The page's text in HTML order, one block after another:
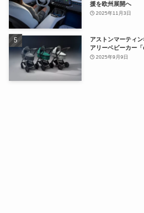
援を欧州展開へ
2025年11月3日
アストンマーティ
アリーベビーカー
2025年9月9日